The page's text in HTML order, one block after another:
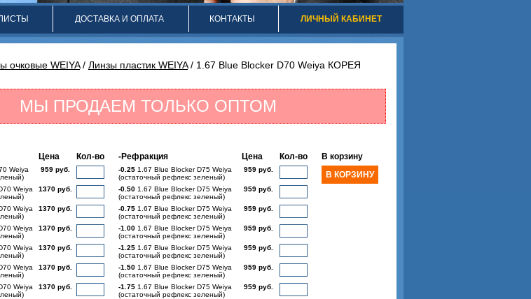
ДОСТАВКА И ОПЛАТА КОНТАКТЫ ЛИЧНЫЙ КАБИНЕТ
очковые WEIYA/ Линзы пластик WEIYA/ 1.67 Blue Blocker D70 Weiya КОРЕЯ
МЫ ПРОДАЕМ ТОЛЬКО ОПТОМ
Цена Кол-во
Weiya
959 руб.
Weiya
1370 руб.
Weiya
1370 руб.
Weiya
1370 руб.
Weiya
1370 руб.
Weiya
1370 руб.
Weiya
1370 руб.
-Рефракция Цена Кол-во
-0.25 1.67 Blue Blocker D75 Weiya
(остаточный рефлекс зеленый)
959 руб.
-0.50 1.67 Blue Blocker D75 Weiya
(остаточный рефлекс зеленый)
959 руб.
-0.75 1.67 Blue Blocker D75 Weiya
(остаточный рефлекс зеленый)
959 руб.
-1.00 1.67 Blue Blocker D75 Weiya
(остаточный рефлекс зеленый)
959 руб.
-1.25 1.67 Blue Blocker D75 Weiya
(остаточный рефлекс зеленый)
959 руб.
-1.50 1.67 Blue Blocker D75 Weiya
(остаточный рефлекс зеленый)
959 руб.
-1.75 1.67 Blue Blocker D75 Weiya
(остаточный рефлекс зеленый)
959 руб.
В корзину